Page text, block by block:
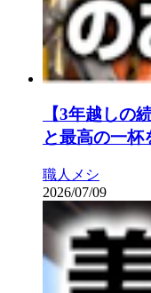
【3年越しの
と最高の一杯
職人メシ
2026/07/09